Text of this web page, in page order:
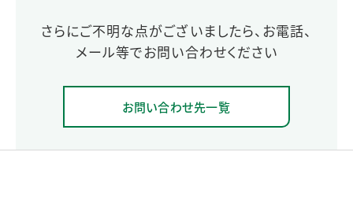
さらにご不明な点がございましたら、お電話、
メール等でお問い合わせください
お問い合わせ先一覧